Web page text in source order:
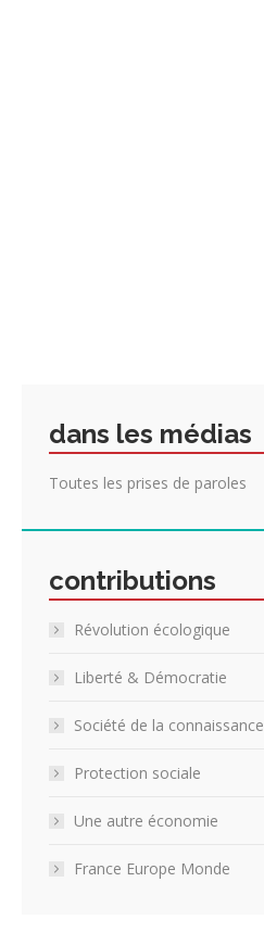
dans les médias
Toutes les prises de paroles
contributions
Révolution écologique
Liberté & Démocratie
Société de la connaissance
Protection sociale
Une autre économie
France Europe Monde